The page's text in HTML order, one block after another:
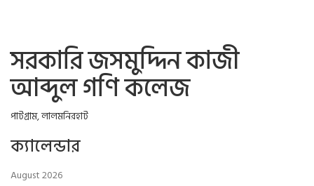
সরকারি জসমুদ্দিন কাজী
আব্দুল গণি কলেজ
পাটগ্রাম, লালমনিরহাট
ক্যালেন্ডার
August 2026